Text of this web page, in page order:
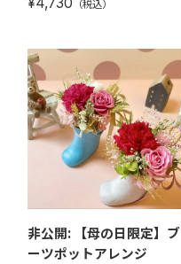
（税込）
非公開: 【母の日限定】ブ
ーツポットアレンジ